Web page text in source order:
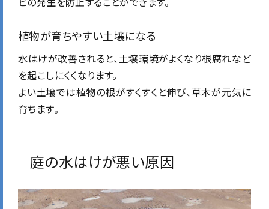
植物が育ちやすい土壌になる
水はけが改善されると、土壌環境がよくなり根腐れなど
を起こしにくくなります。
よい土壌では植物の根がすくすくと伸び、草木が元気に
育ちます。
庭の水はけが悪い原因